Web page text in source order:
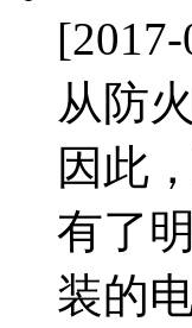
从防
因此
有了
装的